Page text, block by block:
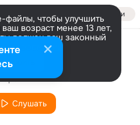
Войти
чтобы улучшить
возраст менее 13 лет,
должен ваш законный
информации
выстрела
Слушать